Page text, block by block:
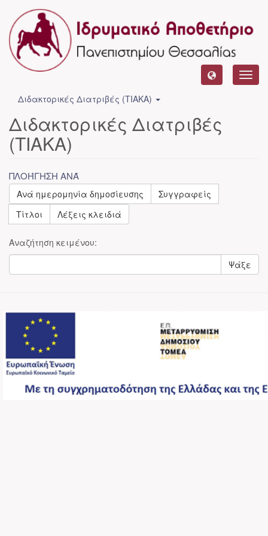
Διδακτορικές Διατριβές (ΤΙΑΚΑ)
Διδακτορικές Διατριβές
(ΤΙΑΚΑ)
ΠΛΟΉΓΗΣΗ ΑΝΆ
Ανά ημερομηνία δημοσίευσης
Συγγραφείς
Τίτλοι
Λέξεις κλειδιά
Αναζήτηση κειμένου:
Ψάξε